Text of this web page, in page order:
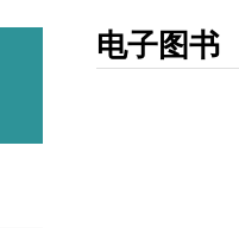
电子图书